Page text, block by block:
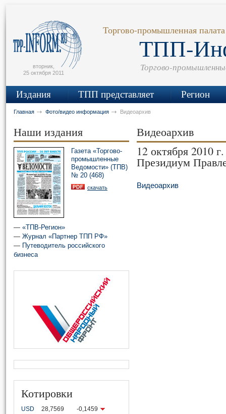
вторник,
25 октября 2011
Торгово-промышленная
ТПП-
Торгово-
Издания ТПП представляет Регион
Главная Фото/видео информация Видеоархив
Наши издания
Газета «Торгово-
промышленные
Ведомости» (ТПВ)
№ 20 (468)
скачать
— «ТПВ-Регион»
— Журнал «Партнер ТПП РФ»
— Путеводитель российского
бизнеса
Котировки
USD 28,7569
-0,1459
Видеоархив
12 октября 2010
Президиум
Видеоархив